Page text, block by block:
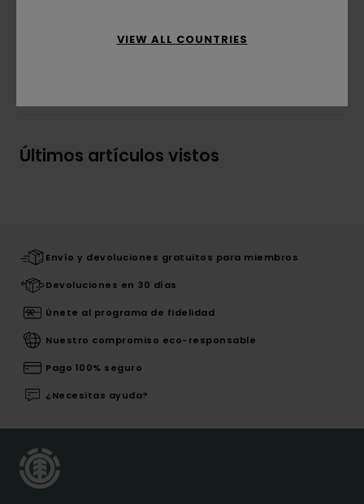
Últimos artículos vistos
Envío y devoluciones gratuitos para miembros
Devoluciones en 30 días
Únete al programa de fidelidad
Nuestro compromiso eco-responsable
Pago 100% seguro
¿Necesitas ayuda?
VIEW ALL COUNTRIES